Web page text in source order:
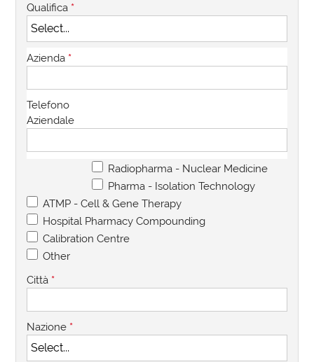
Qualifica *
Azienda *
Telefono
Aziendale
Radiopharma - Nuclear Medicine
Pharma - Isolation Technology
ATMP - Cell & Gene Therapy
Hospital Pharmacy Compounding
Calibration Centre
Other
Città *
Nazione *